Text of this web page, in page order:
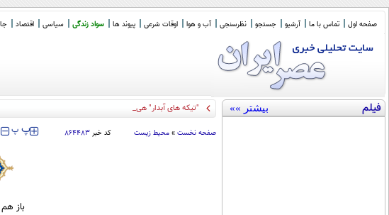
صفحه اول تماس با ما آرشیو جستجو نظرسنجی آب و هوا اوقات شرعی پیوند ها سواد زندگی سیاسی اقتصاد
فیلم بیشتر »» "تیکه های آبدار" هیلاری کلینتون به ترامپ:
صفحه نخست » محیط زیست کد خبر ۸۶۴۴۸۳ ‍‍‍ پپ
باز